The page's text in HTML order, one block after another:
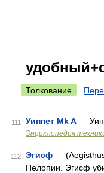
Толкование
111 Уиппет Mk A —
Энциклопедия
112 Эгисф —
Пелопии. Эгисф